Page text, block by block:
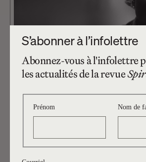
S’abonner à l’infolettre
Abonnez-vous à l'infolettre
les actualités de la revue
Prénom Nom de